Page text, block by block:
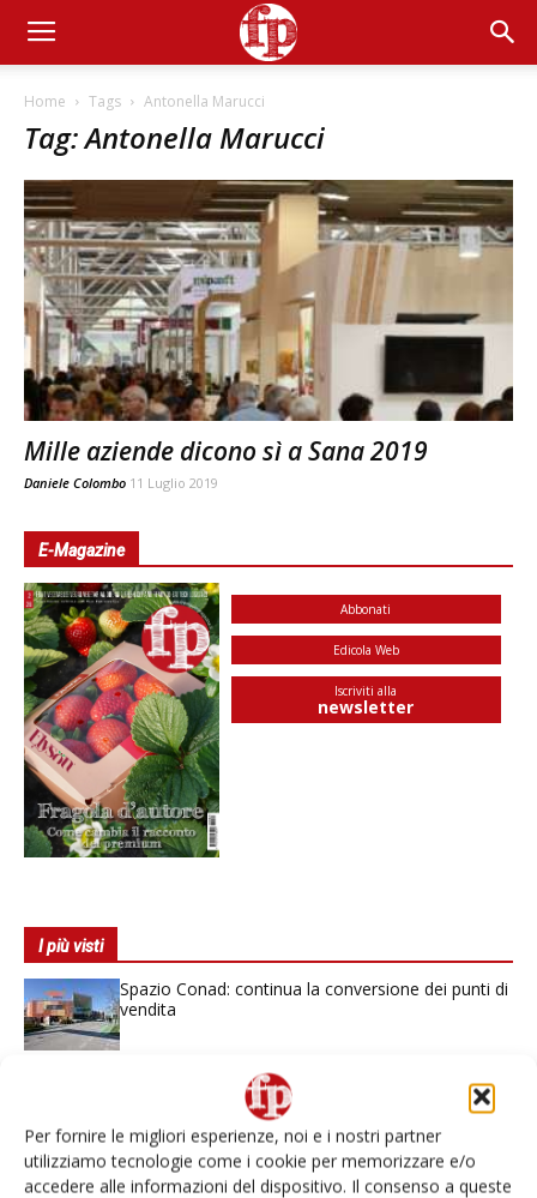
Per fornire le migliori esperienze, noi e i nostri partner
utilizziamo tecnologie come i cookie per memorizzare e/o
accedere alle informazioni del dispositivo. Il consenso a queste
Home Tags Antonella Marucci
Tag: Antonella Marucci
Mille aziende dicono sì a Sana 2019
Daniele Colombo 11 Luglio 2019
E-Magazine
Abbonati
Edicola Web
Iscriviti alla
newsletter
I più visti
Spazio Conad: continua la conversione dei punti di
vendita
Non è una susina: è Metis… e può rivoluzionare la
L’ortofrutta di Extra Supermercati tra localismo e
Ai #Repartofresh